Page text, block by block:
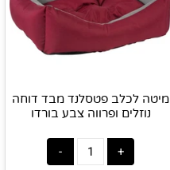
מיטה לכלב פטסלנד מבד דוחה
נוזלים ופרווה צבע בורדו